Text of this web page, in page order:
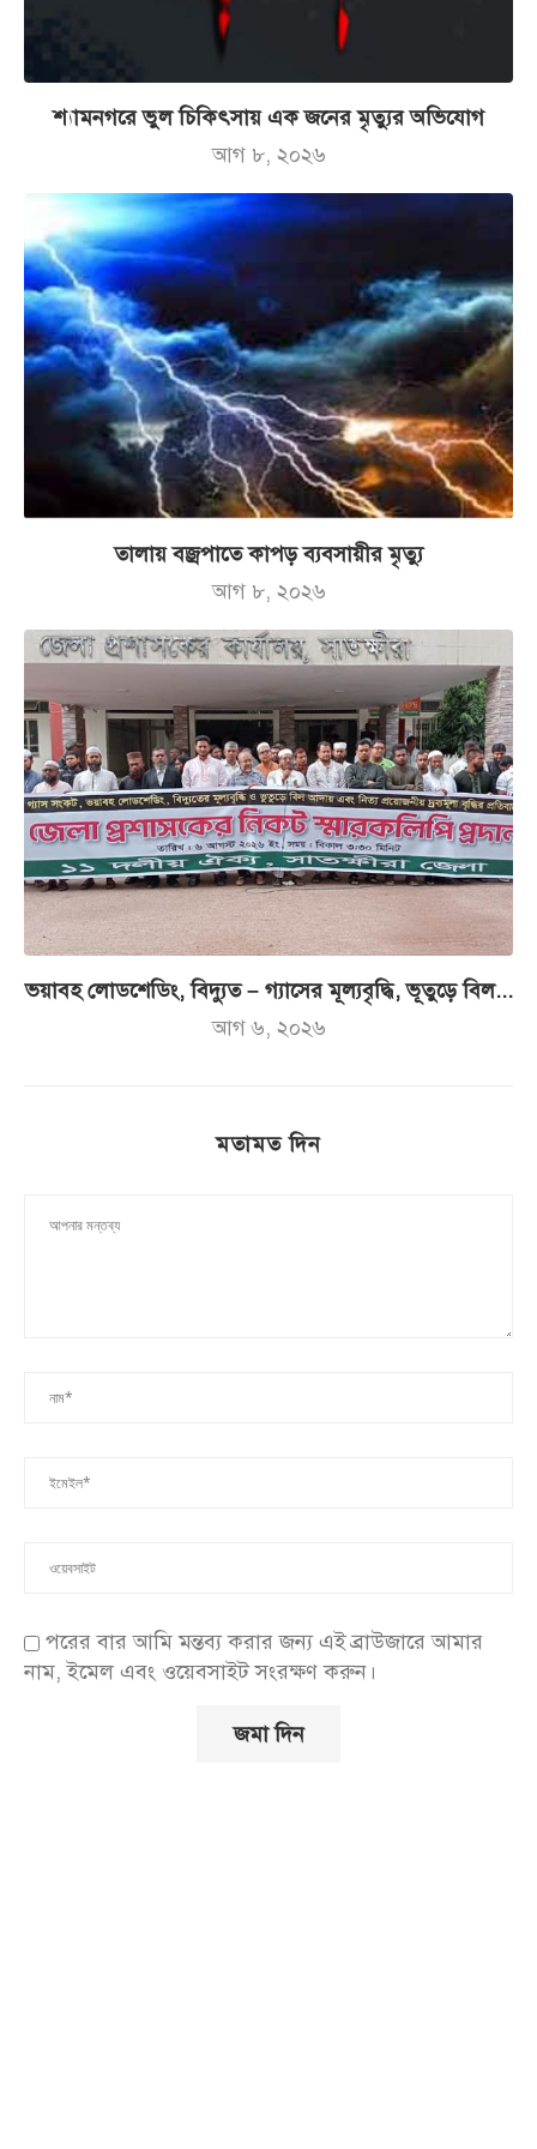
শ্যামনগরে ভুল চিকিৎসায় এক জনের মৃত্যুর অভিযোগ
আগ ৮, ২০২৬
তালায় বজ্রপাতে কাপড় ব্যবসায়ীর মৃত্যু
আগ ৮, ২০২৬
ভয়াবহ লোডশেডিং, বিদ্যুত – গ্যাসের মূল্যবৃদ্ধি, ভূতুড়ে বিল...
আগ ৬, ২০২৬
মতামত দিন
পরের বার আমি মন্তব্য করার জন্য এই ব্রাউজারে আমার
নাম, ইমেল এবং ওয়েবসাইট সংরক্ষণ করুন।